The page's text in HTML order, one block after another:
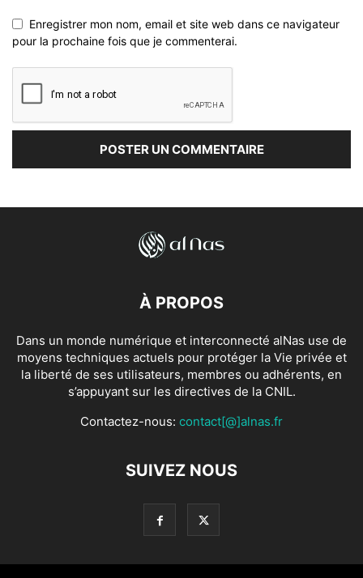
Enregistrer mon nom, email et site web dans ce navigateur
pour la prochaine fois que je commenterai.
À PROPOS
Dans un monde numérique et interconnecté alNas use de
moyens techniques actuels pour protéger la Vie privée et
la liberté de ses utilisateurs, membres ou adhérents, en
s’appuyant sur les directives de la CNIL.
Contactez-nous: contact[@]alnas.fr
SUIVEZ NOUS